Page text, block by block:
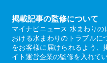
掲載記事の監修について
マイナビニュース 水まわり
おける水まわりのトラブルに
をお客様に届けられるよう、
イト運営企業の監修を入れてい